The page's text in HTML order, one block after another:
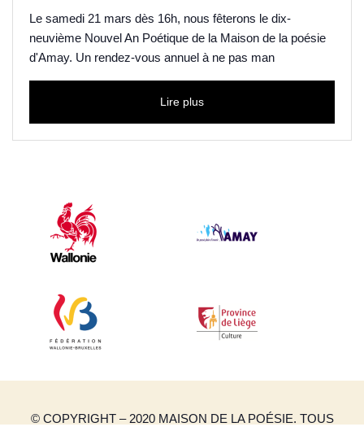
Le samedi 21 mars dès 16h, nous fêterons le dix-
neuvième Nouvel An Poétique de la Maison de la poésie
d'Amay. Un rendez-vous annuel à ne pas man
Lire plus
© COPYRIGHT – 2020 MAISON DE LA POÉSIE. TOUS